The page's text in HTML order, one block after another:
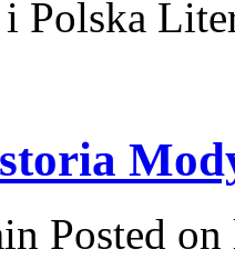
i Polska
Posted